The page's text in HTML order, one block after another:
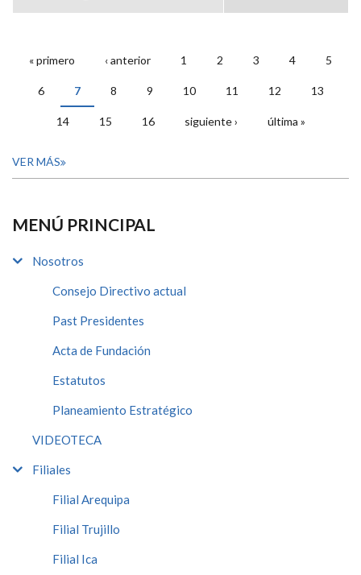
PÁGINAS
« primero ‹ anterior 1 2 3 4 5
6 7 8 9 10 11 12 13
14 15 16 siguiente › última »
VER MÁS
MENÚ PRINCIPAL
Nosotros
Consejo Directivo actual
Past Presidentes
Acta de Fundación
Estatutos
Planeamiento Estratégico
VIDEOTECA
Filiales
Filial Arequipa
Filial Trujillo
Filial Ica